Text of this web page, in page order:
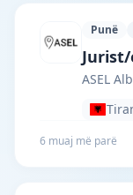
Punë
ASEL
ASEL
6 muaj më parë